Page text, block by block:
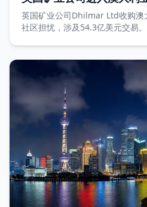
英国矿业公司Dhilmar Ltd收购澳
社区担忧，涉及54.3亿美元交易。